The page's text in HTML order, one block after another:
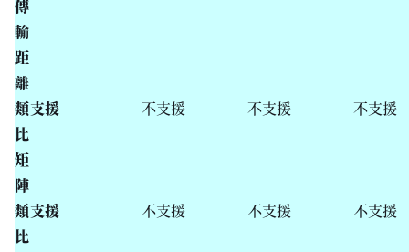
傳
輸
距
離
類
比
矩
陣
支援 不支援 不支援 不支援
類
比
支援 不支援 不支援 不支援